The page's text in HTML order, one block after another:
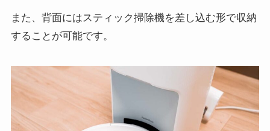
また、背面にはスティック掃除機を差し込む形で収納
することが可能です。